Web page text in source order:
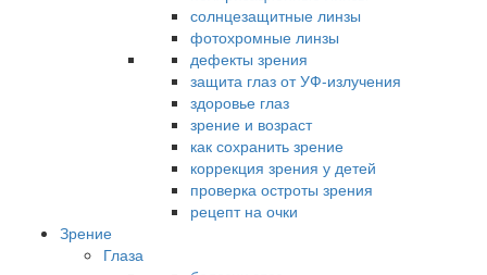
солнцезащитные линзы
фотохромные линзы
дефекты зрения
защита глаз от УФ-излучения
здоровье глаз
зрение и возраст
как сохранить зрение
коррекция зрения у детей
проверка остроты зрения
рецепт на очки
Зрение
Глаза